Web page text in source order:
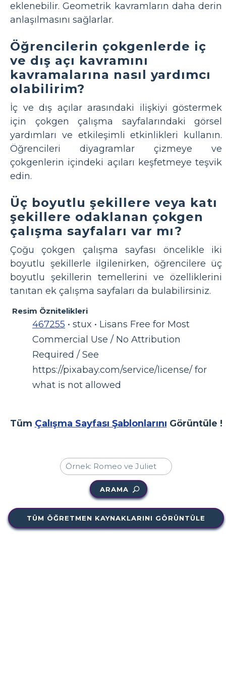
eklenebilir. Geometrik kavramların daha derin
anlaşılmasını sağlarlar.
Öğrencilerin çokgenlerde iç
ve dış açı kavramını
kavramalarına nasıl yardımcı
olabilirim?
İç ve dış açılar arasındaki ilişkiyi göstermek
için çokgen çalışma sayfalarındaki görsel
yardımları ve etkileşimli etkinlikleri kullanın.
Öğrencileri diyagramlar çizmeye ve
çokgenlerin içindeki açıları keşfetmeye teşvik
edin.
Üç boyutlu şekillere veya katı
şekillere odaklanan çokgen
çalışma sayfaları var mı?
Çoğu çokgen çalışma sayfası öncelikle iki
boyutlu şekillerle ilgilenirken, öğrencilere üç
boyutlu şekillerin temellerini ve özelliklerini
tanıtan ek çalışma sayfaları da bulabilirsiniz.
Resim Öznitelikleri
467255 • stux • Lisans Free for Most
Commercial Use / No Attribution
Required / See
https://pixabay.com/service/license/ for
what is not allowed
Tüm Çalışma Sayfası Şablonlarını Görüntüle !
ARAMA
TÜM ÖĞRETMEN KAYNAKLARINI GÖRÜNTÜLE